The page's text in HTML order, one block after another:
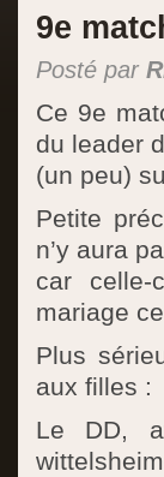
9e
Posté par
Ce 9e
du leader
(un peu)
Petite
n’y aura
car
mariage
Plus
aux filles :
Le DD,